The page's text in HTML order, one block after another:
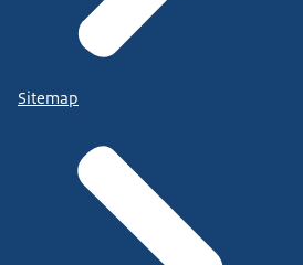
Sitemap